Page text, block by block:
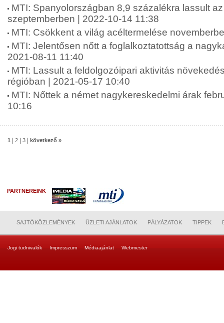
MTI: Spanyolországban 8,9 százalékra lassult
szeptemberben | 2022-10-14 11:38
MTI: Csökkent a világ acéltermelése
MTI: Jelentősen nőtt a foglalkoztatottság a
2021-08-11 11:40
MTI: Lassult a feldolgozóipari aktivitás
régióban | 2021-05-17 10:40
MTI: Nőttek a német nagykereskedelmi árak
10:16
1 2 3 következő »
PARTNEREINK
SAJTÓKÖZLEMÉNYEK ÜZLETI AJÁNLATOK PÁLYÁZATOK TIPPEK
Jogi tudnivalók Impresszum Médiaajánlat Webmester